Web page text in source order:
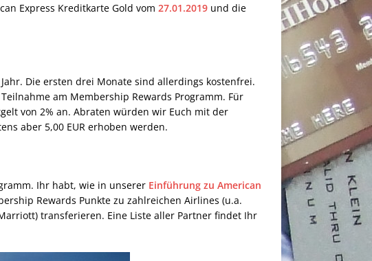
Express Kreditkarte Gold vom 27.01.2019 und die
Die ersten drei Monate sind allerdings kostenfrei.
am Membership Rewards Programm. Für
von 2% an. Abraten würden wir Euch mit der
aber 5,00 EUR erhoben werden.
Ihr habt, wie in unserer Einführung zu American
Rewards Punkte zu zahlreichen Airlines (u.a.
transferieren. Eine Liste aller Partner findet Ihr